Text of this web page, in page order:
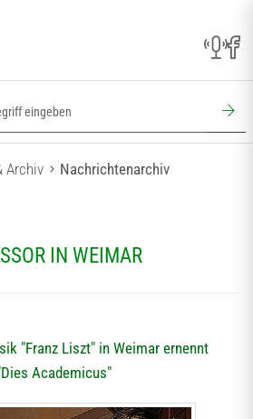
Archiv Nachrichtenarchiv
IN WEIMAR
"Franz Liszt" in Weimar ernennt
Academicus"